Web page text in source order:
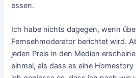
essen.
Ich habe nichts dagegen, wenn
Fernsehmoderator berichtet wird.
jeden Preis in den Medien
einmal, als dass es eine